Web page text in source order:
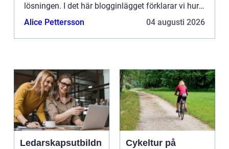
lösningen. I det här blogginlägget förklarar vi hur
LED-skyltar fungerar och varför de är ett så ef...
Alice Pettersson 04 augusti 2026
Ledarskapsutbildn
Cykeltur på